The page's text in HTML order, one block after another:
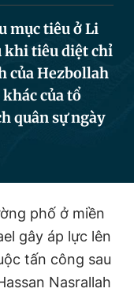
cáo
mục tiêu ở Li
khi tiêu diệt chỉ
của Hezbollah
của tổ
quân sự ngày
phố ở miền
gây áp lực lên
tấn công sau
Nasrallah